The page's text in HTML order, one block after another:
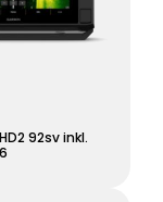
92sv inkl.